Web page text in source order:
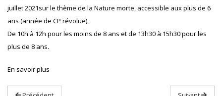
juillet 2021sur le thème de la Nature morte, accessible aux plus de 6
ans (année de CP révolue).
De 10h à 12h pour les moins de 8 ans et de 13h30 à 15h30 pour les
plus de 8 ans.
En savoir plus